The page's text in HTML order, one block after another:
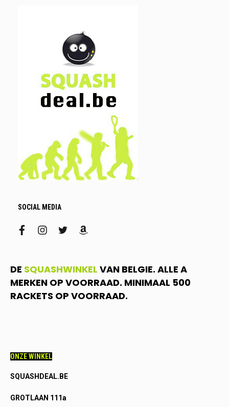
SOCIAL MEDIA
facebookinstagram
twitteramazon
DE SQUASHWINKEL VAN BELGIE. ALLE A
MERKEN OP VOORRAAD. MINIMAAL 500
RACKETS OP VOORRAAD.
ONZE WINKEL
SQUASHDEAL.BE
GROTLAAN 111a